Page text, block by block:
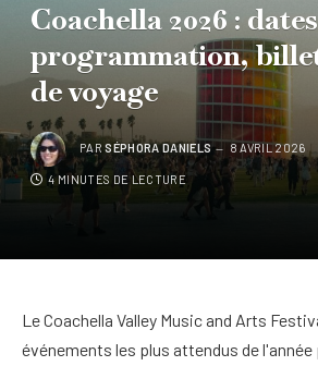
Coachella 2026 :
programmation,
de voyage
PAR SÉPHORA DANIELS 8 AVRIL 2026
4 MINUTES DE LECTURE
Le Coachella Valley Music and Arts
événements les plus attendus de l'année